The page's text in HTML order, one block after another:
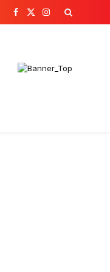
Facebook
X
Instagram